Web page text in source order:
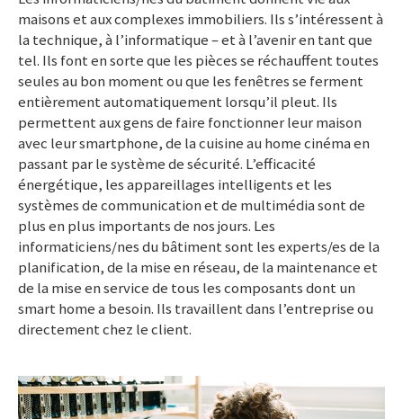
maisons et aux complexes immobiliers. Ils s’intéressent à
la technique, à l’informatique –et à l’avenir en tant que
tel. Ils font en sorte que les pièces se réchauffent toutes
seules au bon moment ou que les fenêtres se ferment
entièrement automatiquement lorsqu’il pleut. Ils
permettent aux gens de faire fonctionner leur maison
avec leur smartphone, de la cuisine au home cinéma en
passant par le système de sécurité. L’efficacité
énergétique, les appareillages intelligents et les
systèmes de communication et de multimédia sont de
plus en plus importants de nos jours. Les
informaticiens/nes du bâtiment sont les experts/es de la
planification, de la mise en réseau, de la maintenance et
de la mise en service de tous les composants dont un
smart home a besoin. Ils travaillent dans l’entreprise ou
directement chez le client.